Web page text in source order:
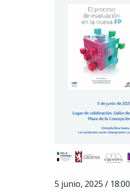
5 junio, 2025 / 18:00